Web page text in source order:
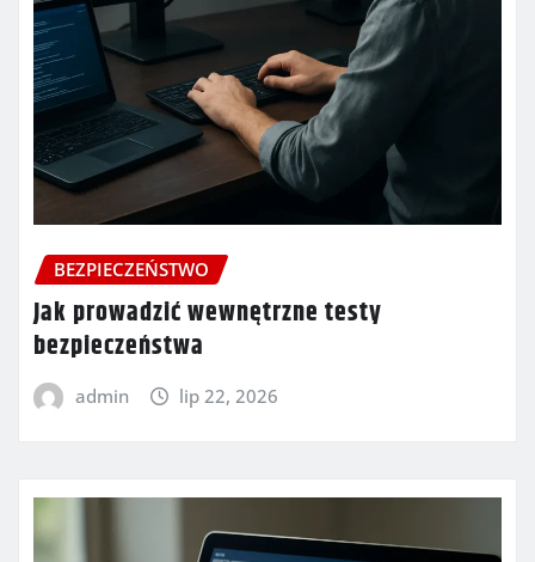
BEZPIECZEŃSTWO
Jak prowadzić wewnętrzne testy
bezpieczeństwa
admin lip 22, 2026